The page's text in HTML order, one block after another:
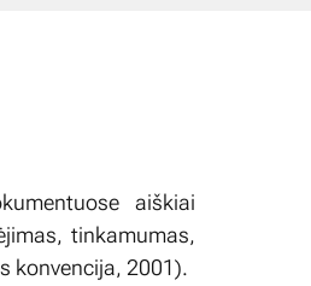
aiškiai
tinkamumas,
konvencija, 2001).